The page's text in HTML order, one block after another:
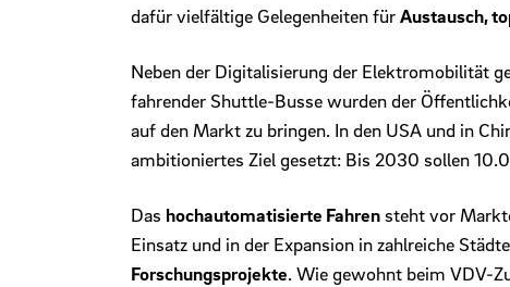
dafür vielfältige Gelegenheiten fürAustausch,
Neben der Digitalisierung der Elektromobilität
fahrender Shuttle-Busse wurden der
auf den Markt zu bringen. In den USA und in
ambitioniertes Ziel gesetzt: Bis 2030 sollen
Das hochautomatisierte Fahrensteht vor
Einsatz und in der Expansion in zahlreiche
Forschungsprojekte. Wie gewohnt beim VDV-